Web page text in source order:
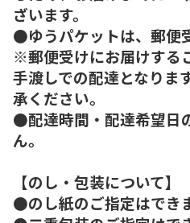
ざいます。
●ゆうパケットは、郵便
※郵便受けにお届けする
手渡しでの配達となりま
承ください。
●配達時間・配達希望日
ん。
【のし・包装について】
●のし紙のご指定はでき